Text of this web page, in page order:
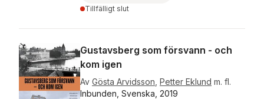
Tillfälligt slut
Gustavsberg som försvann - och
kom igen
Av Gösta Arvidsson Petter Eklund m. fl.
Inbunden, Svenska, 2019